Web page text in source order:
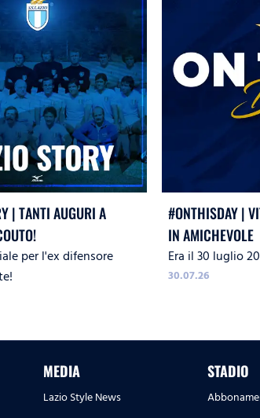
| TANTI AUGURI A
per l'ex difensore
#ONTHISDAY |
IN AMICHEVOLE
Era il 30 luglio
30.07.26
MEDIA
Lazio Style News
STADIO